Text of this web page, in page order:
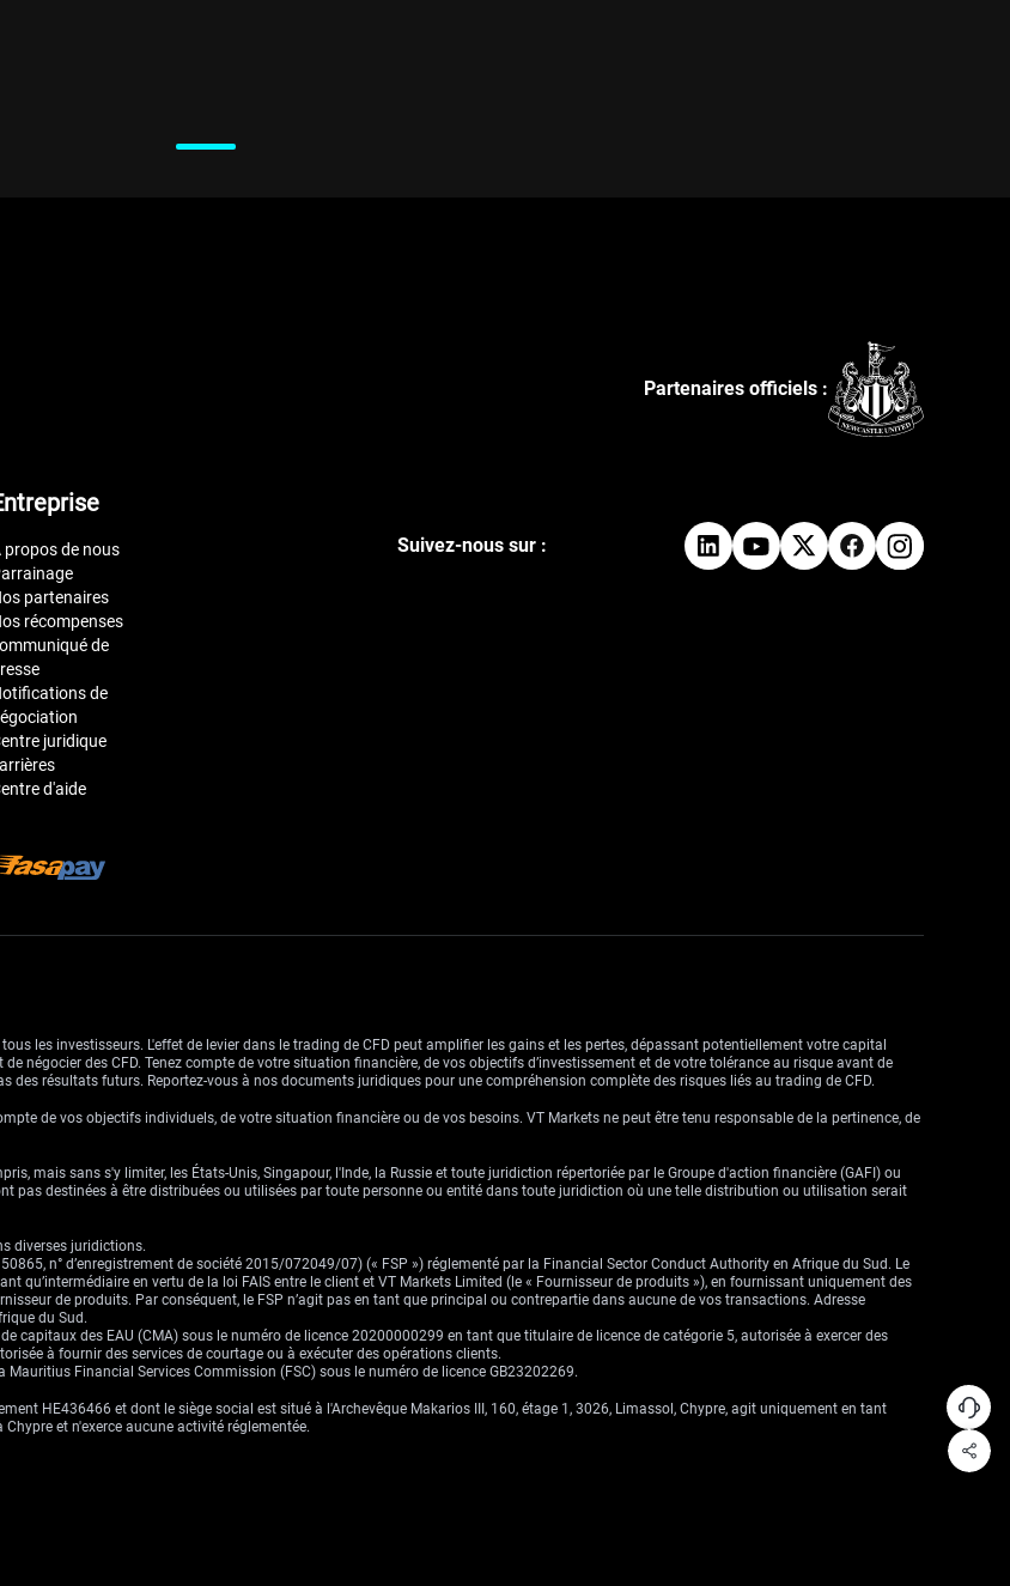
Partenaires officiels :
propos de nous
partenaires
récompenses
de
de
juridique
d'aide
Suivez-nous sur :
les investisseurs. L'effet de levier dans le trading de CFD peut amplifier les gains et les pertes, dépassant potentiellement votre capital
négocier des CFD. Tenez compte de votre situation financière, de vos objectifs d’investissement et de votre tolérance au risque avant de
des résultats futurs. Reportez-vous à nos documents juridiques pour une compréhension complète des risques liés au trading de CFD.
de vos objectifs individuels, de votre situation financière ou de vos besoins. VT Markets ne peut être tenu responsable de la pertinence, de
mais sans s'y limiter, les États-Unis, Singapour, l'Inde, la Russie et toute juridiction répertoriée par le Groupe d'action financière (GAFI) ou
pas destinées à être distribuées ou utilisées par toute personne ou entité dans toute juridiction où une telle distribution ou utilisation serait
diverses juridictions.
n° d’enregistrement de société 2015/072049/07) (« FSP ») réglementé par la Financial Sector Conduct Authority en Afrique du Sud. Le
qu’intermédiaire en vertu de la loi FAIS entre le client et VT Markets Limited (le « Fournisseur de produits »), en fournissant uniquement des
de produits. Par conséquent, le FSP n’agit pas en tant que principal ou contrepartie dans aucune de vos transactions. Adresse
du Sud.
capitaux des EAU (CMA) sous le numéro de licence 20200000299 en tant que titulaire de licence de catégorie 5, autorisée à exercer des
à fournir des services de courtage ou à exécuter des opérations clients.
Financial Services Commission (FSC) sous le numéro de licence GB23202269.
HE436466 et dont le siège social est situé à l'Archevêque Makarios III, 160, étage 1, 3026, Limassol, Chypre, agit uniquement en tant
et n'exerce aucune activité réglementée.